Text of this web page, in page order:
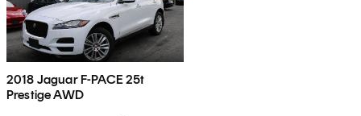
2018 Jaguar F-PACE 25t
Prestige AWD